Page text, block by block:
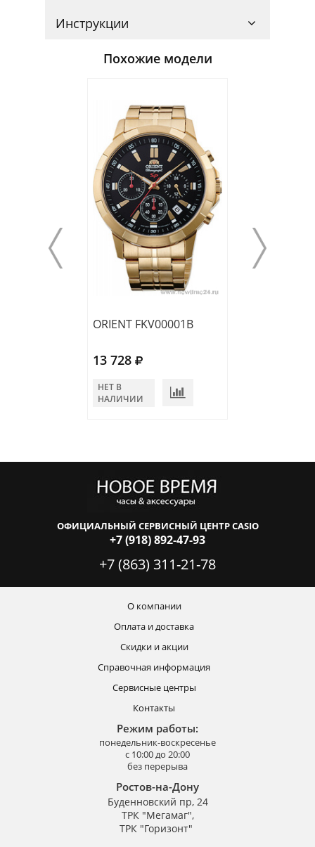
Инструкции
Похожие модели
ORIENT FKV00001B
13 728
НЕТ В
НАЛИЧИИ
ОФИЦИАЛЬНЫЙ СЕРВИСНЫЙ ЦЕНТР CASIO
+7 (918) 892-47-93
+7 (863) 311-21-78
О компании
Оплата и доставка
Скидки и акции
Справочная информация
Сервисные центры
Контакты
Режим работы:
понедельник-воскресенье
с 10:00 до 20:00
без перерыва
Ростов-на-Дону
Буденновский пр, 24
ТРК "Мегамаг",
ТРК "Горизонт"